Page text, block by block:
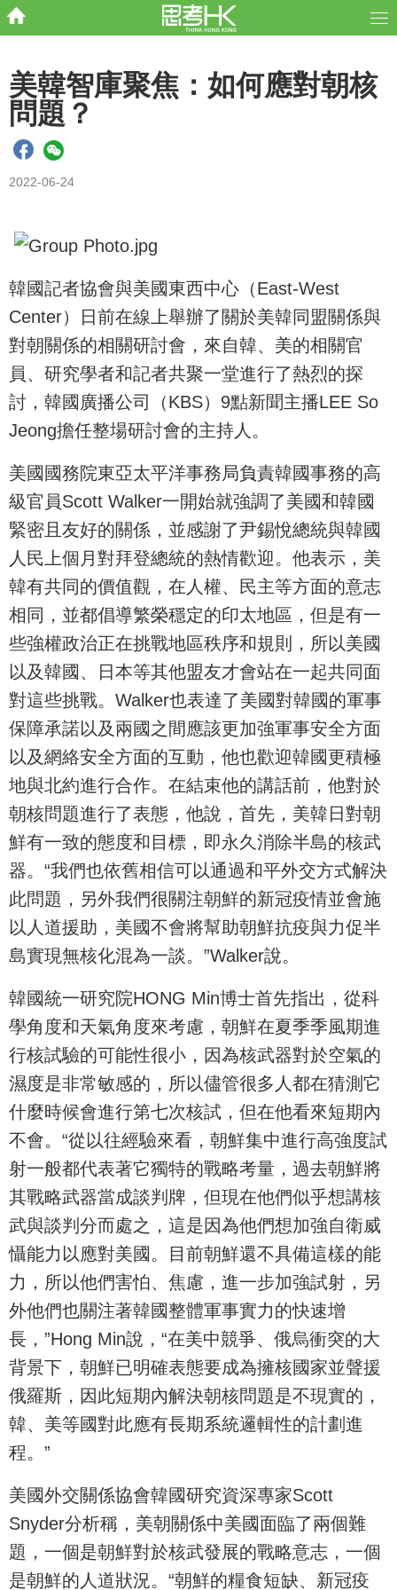
美韓智庫聚焦：如何應對朝核
問題？
2022-06-24
韓國記者協會與美國東西中心（East-West
Center）日前在線上舉辦了關於美韓同盟關係與
對朝關係的相關研討會，來自韓、美的相關官
員、研究學者和記者共聚一堂進行了熱烈的探
討，韓國廣播公司（KBS）9點新聞主播LEE So
Jeong擔任整場研討會的主持人。
美國國務院東亞太平洋事務局負責韓國事務的高
級官員Scott Walker一開始就強調了美國和韓國
緊密且友好的關係，並感謝了尹錫悅總統與韓國
人民上個月對拜登總統的熱情歡迎。他表示，美
韓有共同的價值觀，在人權、民主等方面的意志
相同，並都倡導繁榮穩定的印太地區，但是有一
些強權政治正在挑戰地區秩序和規則，所以美國
以及韓國、日本等其他盟友才會站在一起共同面
對這些挑戰。Walker也表達了美國對韓國的軍事
保障承諾以及兩國之間應該更加強軍事安全方面
以及網絡安全方面的互動，他也歡迎韓國更積極
地與北約進行合作。在結束他的講話前，他對於
朝核問題進行了表態，他說，首先，美韓日對朝
鮮有一致的態度和目標，即永久消除半島的核武
器。“我們也依舊相信可以通過和平外交方式解決
此問題，另外我們很關注朝鮮的新冠疫情並會施
以人道援助，美國不會將幫助朝鮮抗疫與力促半
島實現無核化混為一談。”Walker說。
韓國統一研究院HONG Min博士首先指出，從科
學角度和天氣角度來考慮，朝鮮在夏季季風期進
行核試驗的可能性很小，因為核武器對於空氣的
濕度是非常敏感的，所以儘管很多人都在猜測它
什麼時候會進行第七次核試，但在他看來短期內
不會。“從以往經驗來看，朝鮮集中進行高強度試
射一般都代表著它獨特的戰略考量，過去朝鮮將
其戰略武器當成談判牌，但現在他們似乎想講核
武與談判分而處之，這是因為他們想加強自衛威
懾能力以應對美國。目前朝鮮還不具備這樣的能
力，所以他們害怕、焦慮，進一步加強試射，另
外他們也關注著韓國整體軍事實力的快速增
長，”Hong Min說，“在美中競爭、俄烏衝突的大
背景下，朝鮮已明確表態要成為擁核國家並聲援
俄羅斯，因此短期內解決朝核問題是不現實的，
韓、美等國對此應有長期系統邏輯性的計劃進
程。”
美國外交關係協會韓國研究資深專家Scott
Snyder分析稱，美朝關係中美國面臨了兩個難
題，一個是朝鮮對於核武發展的戰略意志，一個
是朝鮮的人道狀況。“朝鮮的糧食短缺、新冠疫